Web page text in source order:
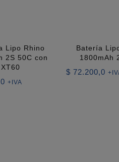
Lipo Rhino
2S 50C con
XT60
+IVA
Batería
1800mAh
$ 72.200,0